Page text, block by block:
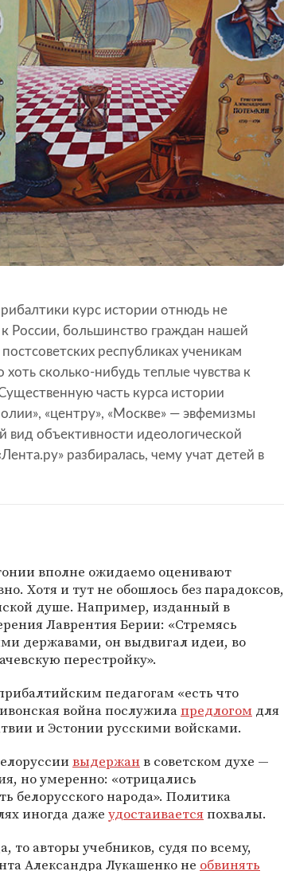
курс истории отнюдь не
России, большинство граждан нашей
республиках ученикам
сколько-нибудь теплые чувства к
часть курса истории
«центру», «Москве» — эвфемизмы
объективности идеологической
разбиралась, чему учат детей в
вполне ожидаемо оценивают
Хотя и тут не обошлось без парадоксов,
душе. Например, изданный в
Лаврентия Берии: «Стремясь
державами, он выдвигал идеи, во
перестройку».
педагогам «есть что
война послужилапредлогом для
и Эстонии русскими войсками.
выдержанв советском духе —
но умеренно: «отрицались
белорусского народа». Политика
иногда даже удостаиваетсяпохвалы.
то авторы учебников, судя по всему,
Александра Лукашенко не обвинять